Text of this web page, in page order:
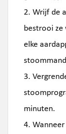
2. Wrijf de
bestrooi ze
elke
3.
minuten.
4.